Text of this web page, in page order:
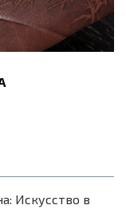
Искусство в